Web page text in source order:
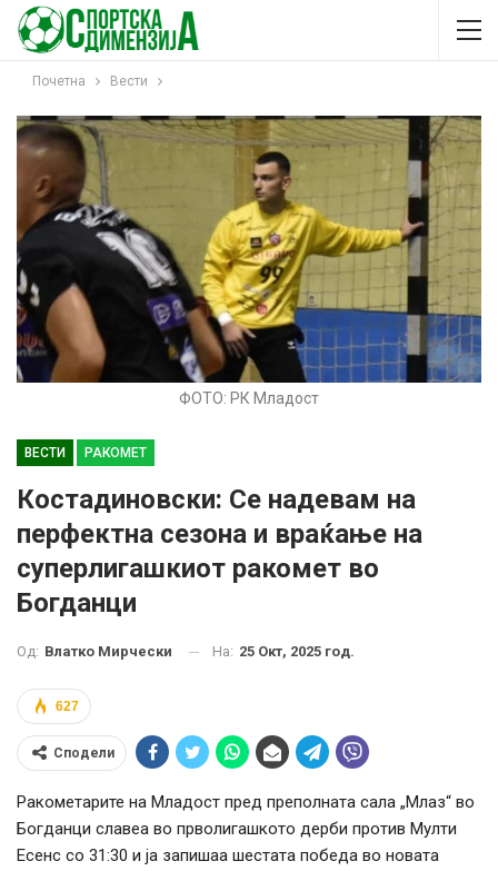
Почетна Вести
ФОТО: РК Младост
ВЕСТИ РАКОМЕТ
Костадиновски: Се надевам на
перфектна сезона и враќање на
суперлигашкиот ракомет во
Богданци
Од: Влатко Мирчески На: 25 Окт, 2025 год.
627
Сподели
Ракометарите на Младост пред преполната сала „Млаз“ во
Богданци славеа во прволигашкото дерби против Мулти
Есенс со 31:30 и ја запишаа шестата победа во новата